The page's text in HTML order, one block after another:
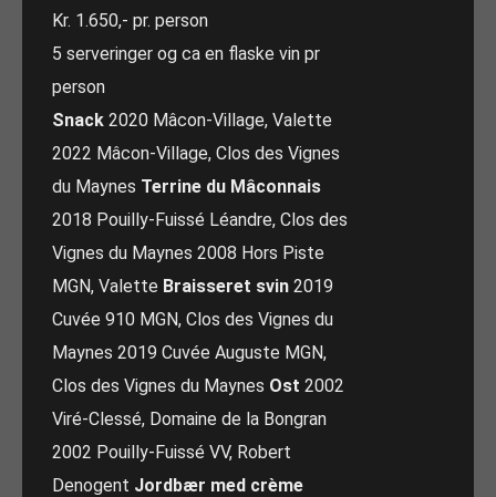
Kr. 1.650,- pr. person
5 serveringer og ca en flaske vin pr
person
Snack 2020 Mâcon-Village, Valette
2022 Mâcon-Village, Clos des Vignes
du Maynes Terrine du Mâconnais
2018 Pouilly-Fuissé Léandre, Clos des
Vignes du Maynes 2008 Hors Piste
MGN, Valette Braisseret svin 2019
Cuvée 910 MGN, Clos des Vignes du
Maynes 2019 Cuvée Auguste MGN,
Clos des Vignes du Maynes Ost 2002
Viré-Clessé, Domaine de la Bongran
2002 Pouilly-Fuissé VV, Robert
Denogent Jordbær med crème